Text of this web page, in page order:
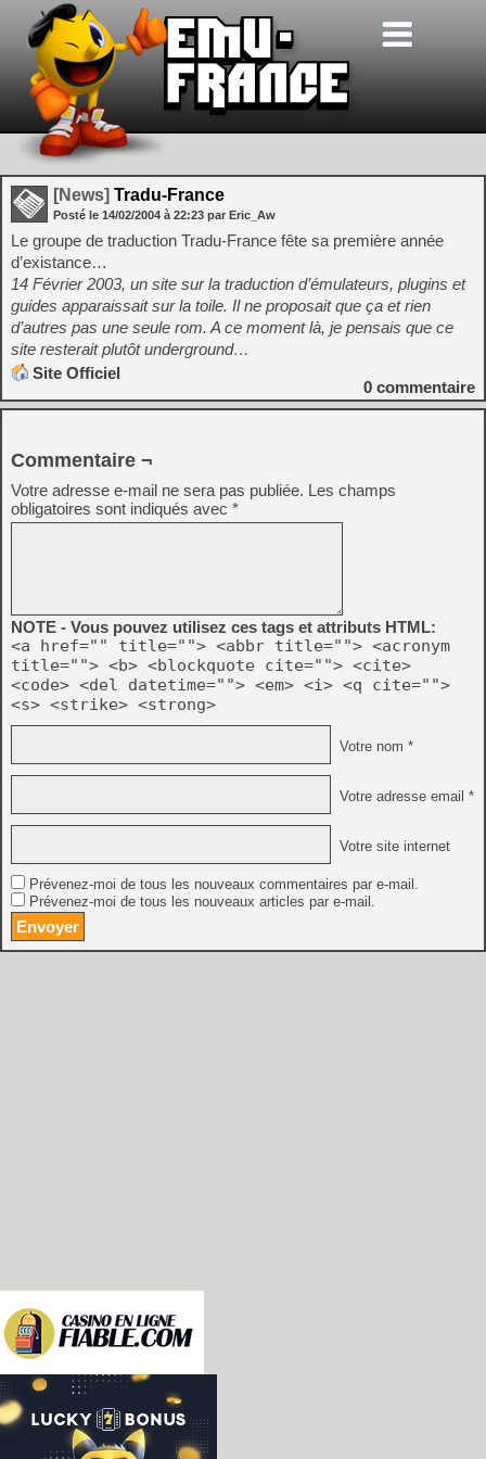
[News] Tradu-France
Posté le 14/02/2004 à 22:23 par Eric_Aw
Le groupe de traduction Tradu-France fête sa première année
d’existance…
14 Février 2003, un site sur la traduction d’émulateurs, plugins et
guides apparaissait sur la toile. Il ne proposait que ça et rien
d’autres pas une seule rom. A ce moment là, je pensais que ce
site resterait plutôt underground…
Site Officiel
0 commentaire
Commentaire ¬
Votre adresse e-mail ne sera pas publiée. Les champs
obligatoires sont indiqués avec *
NOTE - Vous pouvez utilisez ces tags et attributs HTML:
<a href="" title=""> <abbr title=""> <acronym
title=""> <b> <blockquote cite=""> <cite>
<code> <del datetime=""> <em> <i> <q cite="">
<s> <strike> <strong>
Votre nom *
Votre adresse email *
Votre site internet
Prévenez-moi de tous les nouveaux commentaires par e-mail.
Prévenez-moi de tous les nouveaux articles par e-mail.